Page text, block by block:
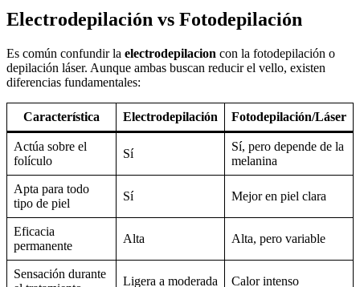
Electrodepilación vs Fotodepilación
Es común confundir la electrodepilacion con la fotodepilación o
depilación láser. Aunque ambas buscan reducir el vello, existen
diferencias fundamentales:
Característica Electrodepilación Fotodepilación/Láser
Actúa sobre el
folículo
Sí
Sí, pero depende de la
melanina
Apta para todo
tipo de piel
Sí Mejor en piel clara
Eficacia
permanente
Alta Alta, pero variable
Sensación durante
Ligera a moderada Calor intenso